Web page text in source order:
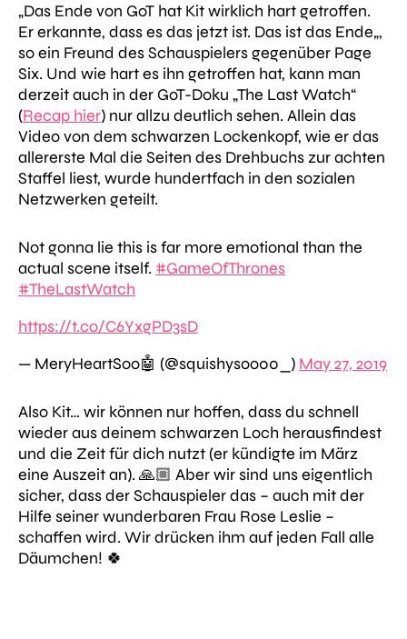
„Das Ende von GoT hat Kit wirklich hart getroffen.
Er erkannte, dass es das jetzt ist. Das ist das Ende„,
so ein Freund des Schauspielers gegenüber Page
Six. Und wie hart es ihn getroffen hat, kann man
derzeit auch in der GoT-Doku „The Last Watch“
(Recap hier) nur allzu deutlich sehen. Allein das
Video von dem schwarzen Lockenkopf, wie er das
allererste Mal die Seiten des Drehbuchs zur achten
Staffel liest, wurde hundertfach in den sozialen
Netzwerken geteilt.
Not gonna lie this is far more emotional than the
actual scene itself. #GameOfThrones
#TheLastWatch
https://t.co/C6YxgPD3sD
— MeryHeartSoo🤖 (@squishysoo00_) May 27, 2019
Also Kit… wir können nur hoffen, dass du schnell
wieder aus deinem schwarzen Loch herausfindest
und die Zeit für dich nutzt (er kündigte im März
eine Auszeit an). 🙏🏼 Aber wir sind uns eigentlich
sicher, dass der Schauspieler das – auch mit der
Hilfe seiner wunderbaren Frau Rose Leslie –
schaffen wird. Wir drücken ihm auf jeden Fall alle
Däumchen! 🍀